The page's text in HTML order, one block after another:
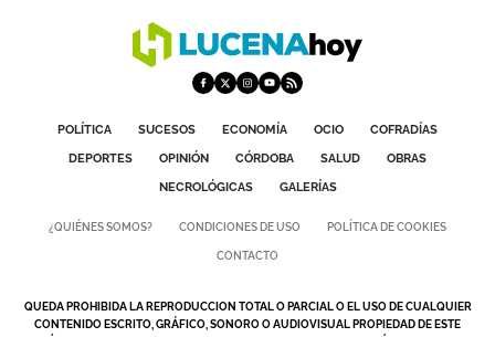
POLÍTICA SUCESOS ECONOMÍA OCIO
COFRADÍAS
DEPORTES
OPINIÓN CÓRDOBA SALUD
OBRAS
NECROLÓGICAS
GALERÍAS
¿QUIÉNES SOMOS? CONDICIONES DE USO POLÍTICA DE COOKIES
CONTACTO
QUEDA PROHIBIDA LA REPRODUCCION TOTAL O PARCIAL O EL USO DE CUALQUIER
CONTENIDO ESCRITO, GRÁFICO, SONORO O AUDIOVISUAL PROPIEDAD DE ESTE